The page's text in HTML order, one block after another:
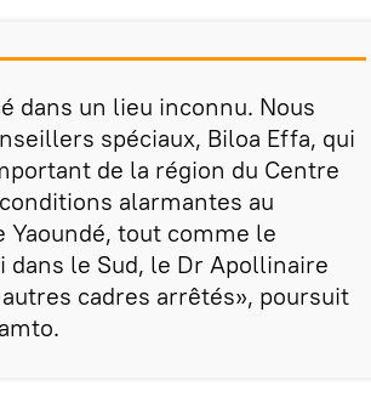
dans un lieu inconnu. Nous
spéciaux, Biloa Effa, qui
de la région du Centre
alarmantes au
Yaoundé, tout comme le
le Sud, le Dr Apollinaire
cadres arrêtés», poursuit